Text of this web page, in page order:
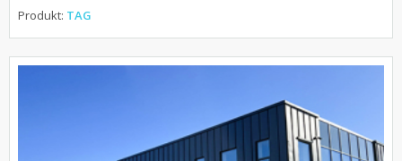
Produkt: TAG